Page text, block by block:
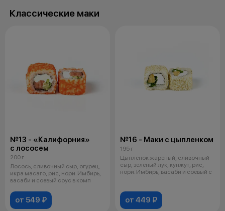
Классические маки
№13 - «Калифорния»
с лососем
200 г
Лосось, сливочный сыр, огурец,
икра масаго, рис, нори. Имбирь,
васаби и соевый соус в комп
от 549 ₽
№16 - Маки с цыпленком
195 г
Цыпленок жареный, сливочный
сыр, зеленый лук, кунжут, рис,
нори. Имбирь, васаби и соевый с
от 449 ₽